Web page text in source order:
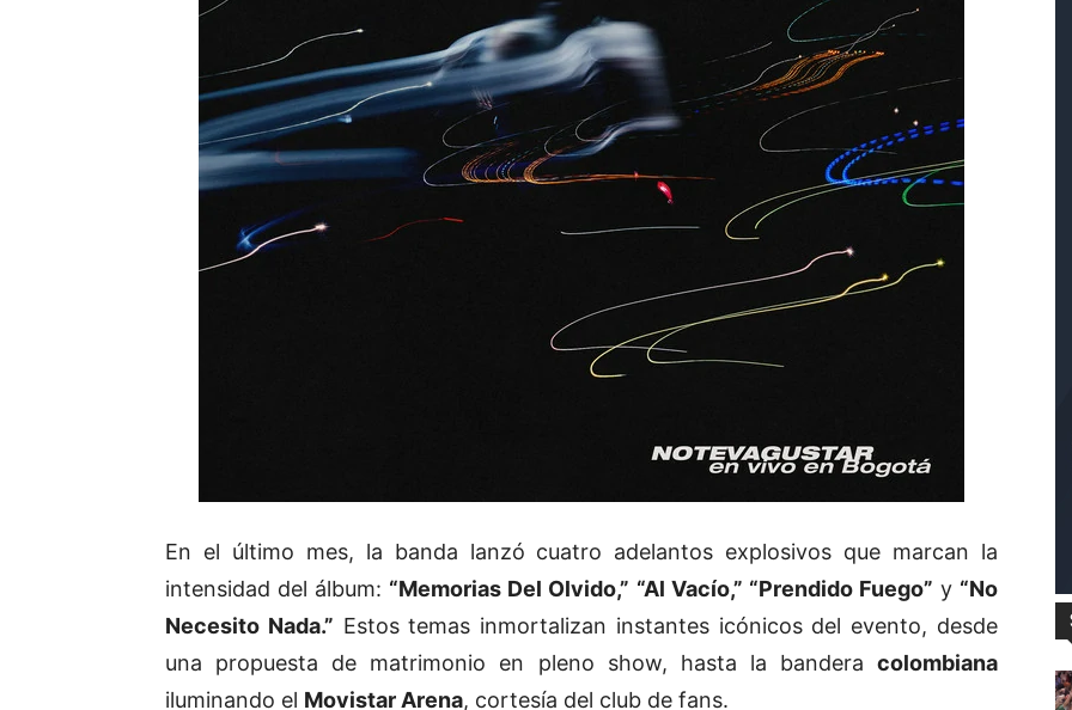
En el último mes, la banda lanzó cuatro adelantos explosivos que marcan la
intensidad del álbum: “Memorias Del Olvido,” “Al Vacío,” “Prendido Fuego” y “No
Necesito Nada.” Estos temas inmortalizan instantes icónicos del evento, desde
una propuesta de matrimonio en pleno show, hasta la bandera colombiana
iluminando el Movistar Arena, cortesía del club de fans.